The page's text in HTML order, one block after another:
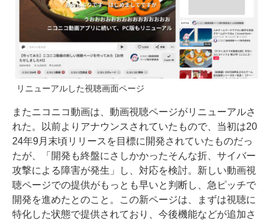
リニューアルした視聴画面ページ
またニコニコ動画は、動画視聴ページがリニューアルさ
れた。以前よりアナウンスされていたもので、当初は20
24年9月末頃リリースを目標に開発されていたものだっ
たが、「開発も終盤にさしかかったそんな折、サイバー
攻撃による障害が発生」し、対応を検討。新しい動画視
聴ページでの提供がもっとも早いと判断し、急ピッチで
開発を進めたとのこと。この新ページは、まずは視聴に
特化した状態で提供されており、今後機能などが追加さ